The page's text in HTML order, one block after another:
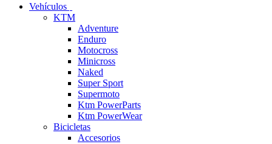
Vehículos
KTM
Adventure
Enduro
Motocross
Minicross
Naked
Super Sport
Supermoto
Ktm PowerParts
Ktm PowerWear
Bicicletas
Accesorios